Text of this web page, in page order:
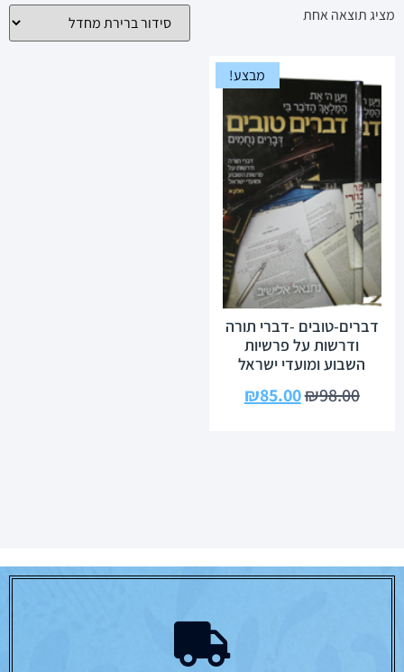
מציג תוצאה אחת
מבצע!
דברים-טובים -דברי תורה
ודרשות על פרשיות
השבוע ומועדי ישראל
₪98.00
₪85.00